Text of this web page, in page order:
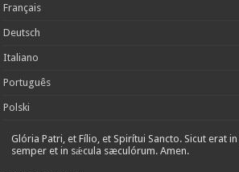
Français
Deutsch
Italiano
Português
Polski
Glória Patri, et Fílio, et Spirítui Sancto. Sicut erat
semper et in sǽcula sæculórum. Amen.